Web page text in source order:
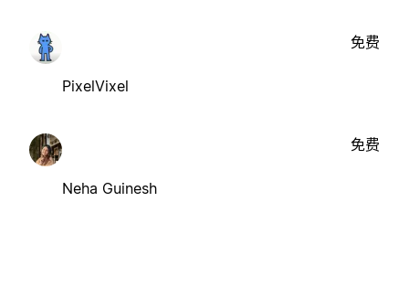
PixelVixel
免费
Neha Guinesh
免费